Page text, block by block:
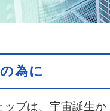
為に
ブは、宇宙誕生か